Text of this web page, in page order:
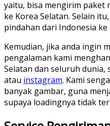
yaitu, bisa mengirim paket
ke Korea Selatan. Selain
pindahan dari Indonesia ke
Kemudian, jika anda ingin
pengalaman kami
Selatan dan seluruh
atau instagram. Kami
banyak gambar, guna
supaya loadingnya tidak